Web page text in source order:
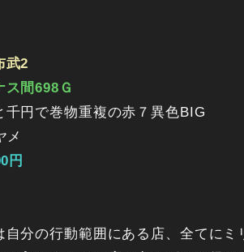
武2
ス間698Ｇ
千円で巻物重複の赤７異色BIG
メ
円
自分の行動範囲にある店、全てにミ